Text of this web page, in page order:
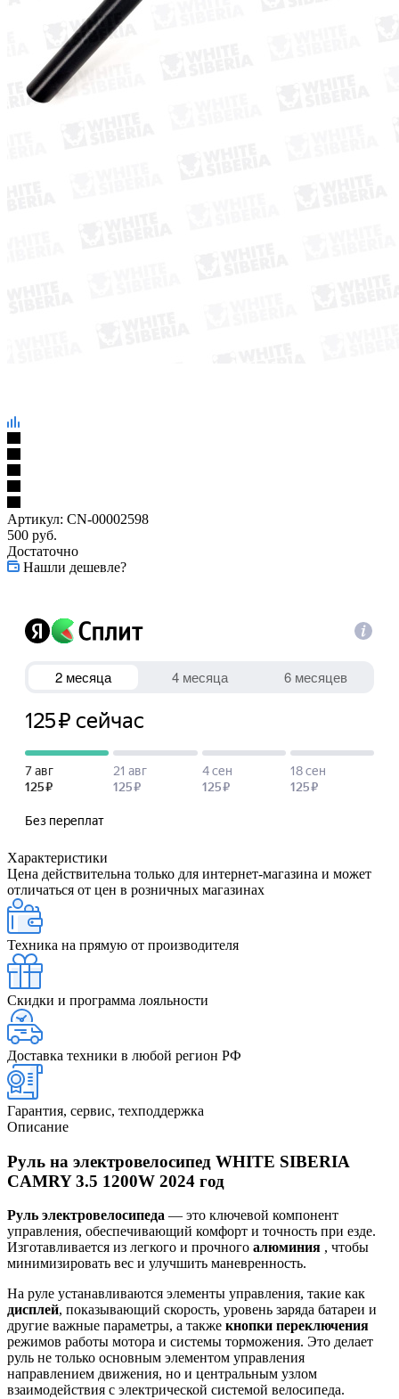
Артикул: CN-00002598
500 руб.
Достаточно
Нашли дешевле?
Характеристики
Цена действительна только для интернет-магазина и может
отличаться от цен в розничных магазинах
Техника на прямую от производителя
Скидки и программа лояльности
Доставка техники в любой регион РФ
Гарантия, сервис, техподдержка
Описание
Руль на электровелосипед WHITE SIBERIA
CAMRY 3.5 1200W 2024 год
Руль электровелосипеда — это ключевой компонент
управления, обеспечивающий комфорт и точность при езде.
Изготавливается из легкого и прочного алюминия , чтобы
минимизировать вес и улучшить маневренность.
На руле устанавливаются элементы управления, такие как
дисплей, показывающий скорость, уровень заряда батареи и
другие важные параметры, а также кнопки переключения
режимов работы мотора и системы торможения. Это делает
руль не только основным элементом управления
направлением движения, но и центральным узлом
взаимодействия с электрической системой велосипеда.